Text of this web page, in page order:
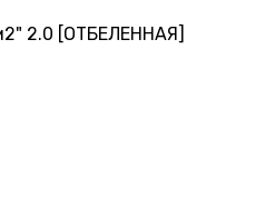
2.0 [ОТБЕЛЕННАЯ]